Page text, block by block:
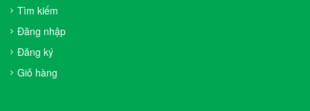
Tìm kiếm
Đăng nhập
Đăng ký
Giỏ hàng